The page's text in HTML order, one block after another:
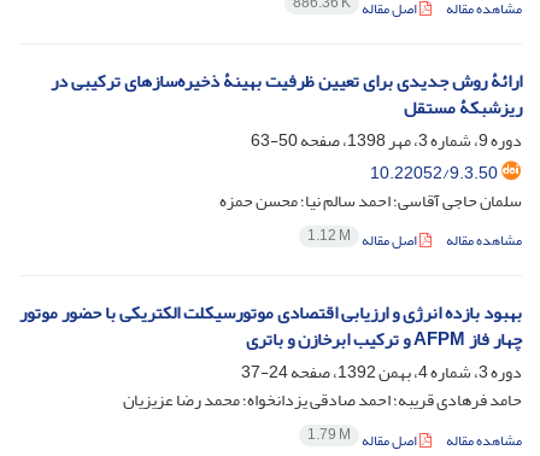
مشاهده مقاله اصل مقاله
ارائۀ روش جدیدی برای تعیین ظرفیت بهینۀ ذخیره‌ساز‌های ترکیبی در
ریزشبکۀ مستقل
دوره 9، شماره 3، مهر 1398، صفحه
50-63
10.22052/9.3.50
سلمان حاجی آقاسی؛ احمد سالم نیا؛ محسن حمزه
مشاهده مقاله اصل مقاله 1.12 M
بهبود بازده انرژی و ارزیابی اقتصادی موتورسیکلت الکتریکی با حضور موتور
چهار فاز AFPM و ترکیب ابرخازن و باتری
دوره 3، شماره 4، بهمن 1392، صفحه
24-37
حامد فرهادی قریبه؛ احمد صادقی یزدانخواه؛ محمد رضا عزیزیان
مشاهده مقاله اصل مقاله 1.79 M